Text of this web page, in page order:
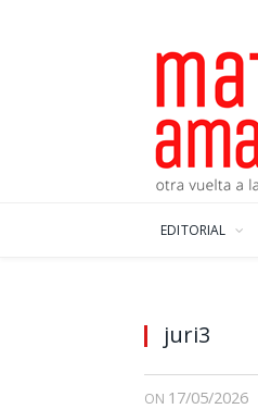
EDITORIAL
juri3
ON 17/05/2026